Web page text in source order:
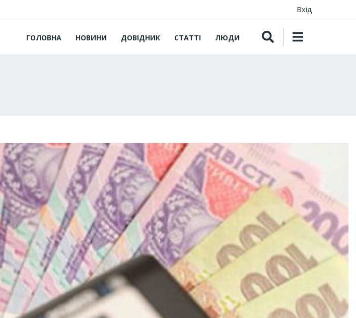
Вхід
ГОЛОВНА НОВИНИ ДОВІДНИК СТАТТІ ЛЮДИ